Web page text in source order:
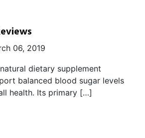
06, 2019
dietary supplement
balanced blood sugar levels
health. Its primary […]